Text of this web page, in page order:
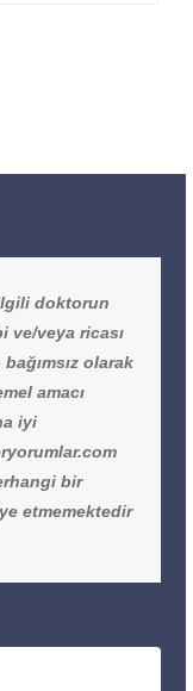
doktorun
ve/veya ricası
olarak
amacı
iyi
bir
etmemektedir